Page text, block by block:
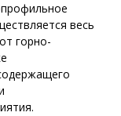
весь
горно-